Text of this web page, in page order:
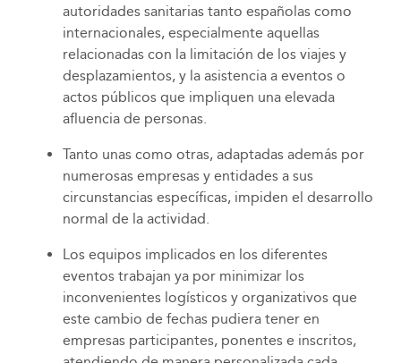
autoridades sanitarias tanto españolas como
internacionales, especialmente aquellas
relacionadas con la limitación de los viajes y
desplazamientos, y la asistencia a eventos o
actos públicos que impliquen una elevada
afluencia de personas.
Tanto unas como otras, adaptadas además por
numerosas empresas y entidades a sus
circunstancias específicas, impiden el desarrollo
normal de la actividad.
Los equipos implicados en los diferentes
eventos trabajan ya por minimizar los
inconvenientes logísticos y organizativos que
este cambio de fechas pudiera tener en
empresas participantes, ponentes e inscritos,